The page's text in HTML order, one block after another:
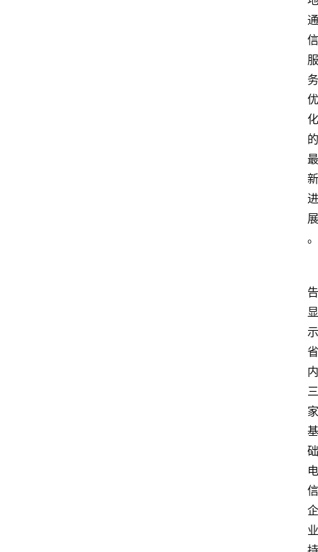
通
信
服
务
优
化
的
最
新
进
展
。
告
显
示
省
内
三
家
基
础
电
信
企
业